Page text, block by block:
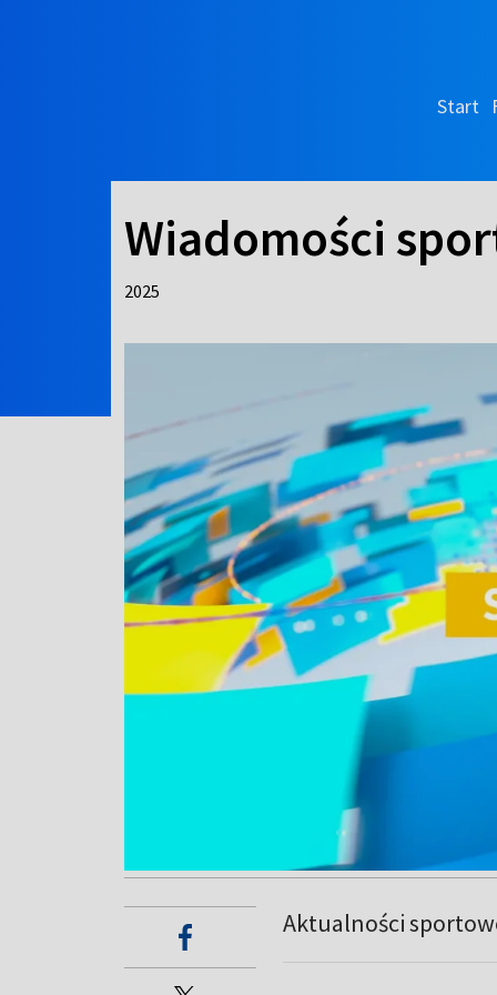
Start
Wiadomości
2025
Aktualności